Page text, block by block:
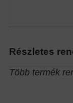
Részletes
Több termék